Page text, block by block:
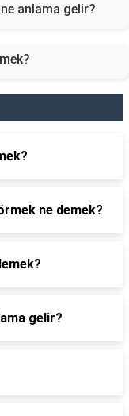
anlama gelir?
ne demek?
gelir?